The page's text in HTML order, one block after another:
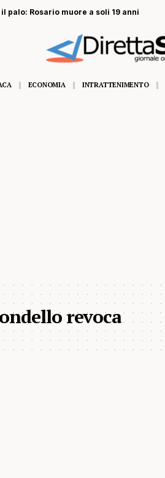
palo: Rosario muore a soli 19 anni
ECONOMIA INTRATTENIMENTO
revoca